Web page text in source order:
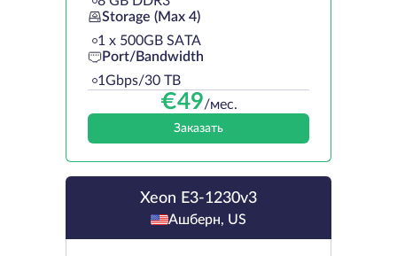
Storage (Max 4)
1 х 500GB SATA
Port/Bandwidth
1Gbps/30 TB
€49/мес.
Заказать
Xeon E3-1230v3
Ашберн, US